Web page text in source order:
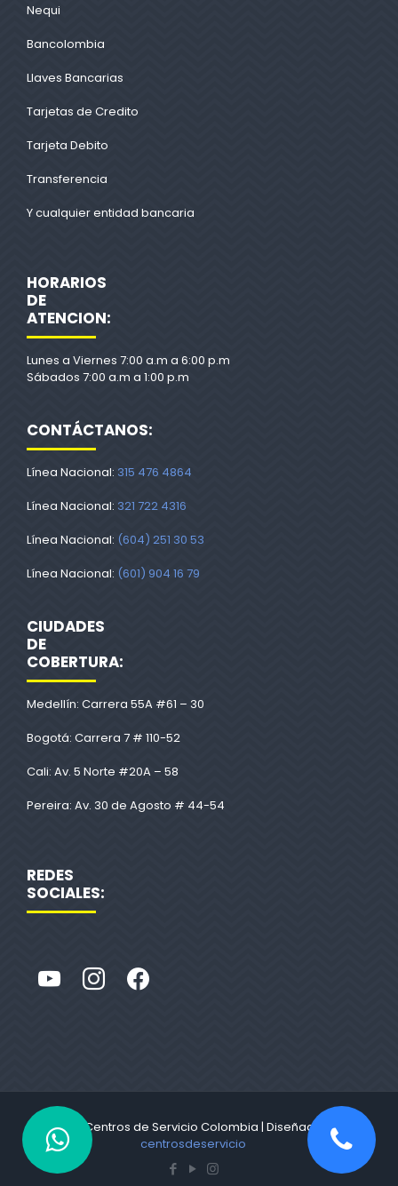
Nequi
Bancolombia
Llaves Bancarias
Tarjetas de Credito
Tarjeta Debito
Transferencia
Y cualquier entidad bancaria
HORARIOS
DE
ATENCION:
Lunes a Viernes 7:00 a.m a 6:00 p.m
Sábados 7:00 a.m a 1:00 p.m
CONTÁCTANOS:
Línea Nacional: 315 476 4864
Línea Nacional: 321 722 4316
Línea Nacional: (604) 251 30 53
Línea Nacional: (601) 904 16 79
CIUDADES
DE
COBERTURA:
Medellín: Carrera 55A #61 – 30
Bogotá: Carrera 7 # 110-52
Cali: Av. 5 Norte #20A – 58
Pereira: Av. 30 de Agosto # 44-54
REDES
SOCIALES:
© 2022 Centros de Servicio Colombia | Diseñado por
centrosdeservicio